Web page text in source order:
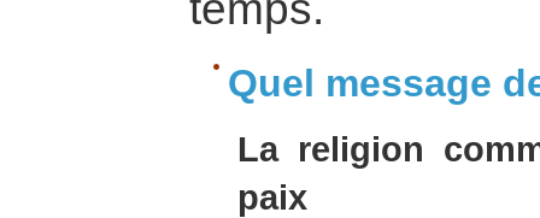
Quel message
La religion
paix